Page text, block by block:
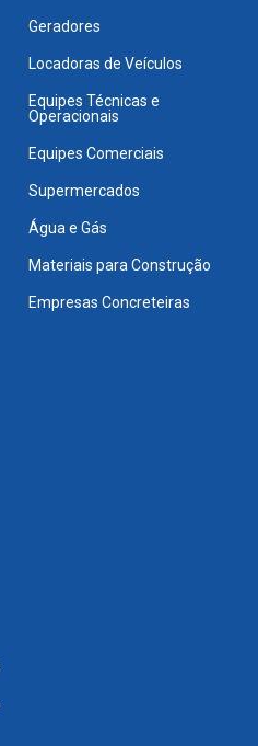
Geradores
Locadoras de Veículos
Equipes Técnicas e
Operacionais
Equipes Comerciais
Supermercados
Água e Gás
Materiais para Construção
Empresas Concreteiras